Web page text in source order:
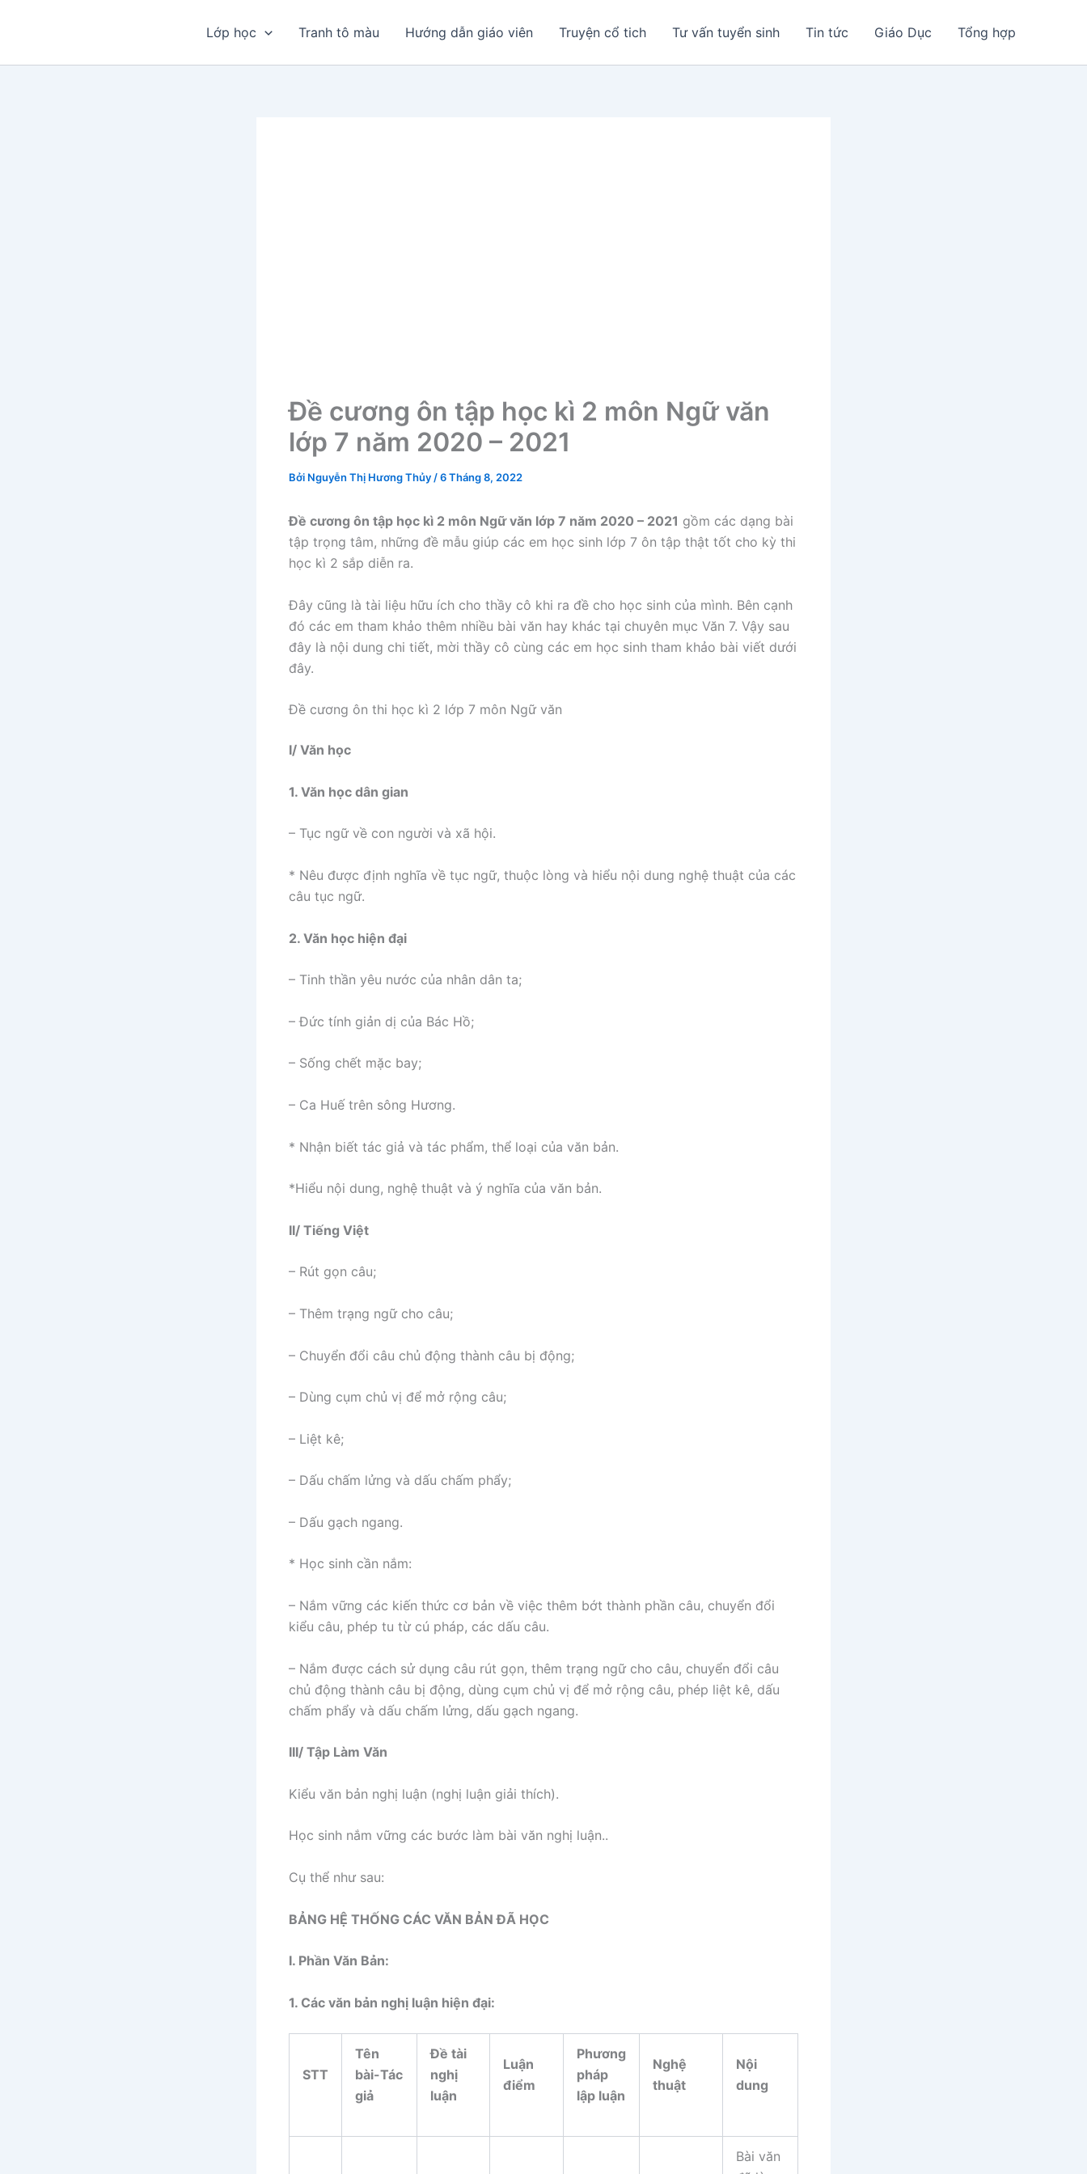
Lớp học Tranh tô màu Hướng dẫn giáo viên Truyện cổ tich Tư vấn tuyển sinh Tin tức Giáo Dục Tổng hợp
Đề cương ôn tập học kì 2 môn Ngữ văn
lớp 7 năm 2020 – 2021
Bởi Nguyễn Thị Hương Thủy /6 Tháng 8, 2022
Đề cương ôn tập học kì 2 môn Ngữ văn lớp 7 năm 2020 – 2021 gồm các dạng bài
tập trọng tâm, những đề mẫu giúp các em học sinh lớp 7 ôn tập thật tốt cho kỳ thi
học kì 2 sắp diễn ra.
Đây cũng là tài liệu hữu ích cho thầy cô khi ra đề cho học sinh của mình. Bên cạnh
đó các em tham khảo thêm nhiều bài văn hay khác tại chuyên mục Văn 7. Vậy sau
đây là nội dung chi tiết, mời thầy cô cùng các em học sinh tham khảo bài viết dưới
đây.
Đề cương ôn thi học kì 2 lớp 7 môn Ngữ văn
I/ Văn học
1. Văn học dân gian
– Tục ngữ về con người và xã hội.
* Nêu được định nghĩa về tục ngữ, thuộc lòng và hiểu nội dung nghệ thuật của các
câu tục ngữ.
2. Văn học hiện đại
– Tinh thần yêu nước của nhân dân ta;
– Đức tính giản dị của Bác Hồ;
– Sống chết mặc bay;
– Ca Huế trên sông Hương.
* Nhận biết tác giả và tác phẩm, thể loại của văn bản.
*Hiểu nội dung, nghệ thuật và ý nghĩa của văn bản.
II/ Tiếng Việt
– Rút gọn câu;
– Thêm trạng ngữ cho câu;
– Chuyển đổi câu chủ động thành câu bị động;
– Dùng cụm chủ vị để mở rộng câu;
– Liệt kê;
– Dấu chấm lửng và dấu chấm phẩy;
– Dấu gạch ngang.
* Học sinh cần nắm:
– Nắm vững các kiến thức cơ bản về việc thêm bớt thành phần câu, chuyển đổi
kiểu câu, phép tu từ cú pháp, các dấu câu.
– Nắm được cách sử dụng câu rút gọn, thêm trạng ngữ cho câu, chuyển đổi câu
chủ động thành câu bị động, dùng cụm chủ vị để mở rộng câu, phép liệt kê, dấu
chấm phẩy và dấu chấm lửng, dấu gạch ngang.
III/ Tập Làm Văn
Kiểu văn bản nghị luận (nghị luận giải thích).
Học sinh nắm vững các bước làm bài văn nghị luận..
Cụ thể như sau:
BẢNG HỆ THỐNG CÁC VĂN BẢN ĐÃ HỌC
I. Phần Văn Bản:
1. Các văn bản nghị luận hiện đại:
STT
Tên
bài-Tác
giả
Đề tài
nghị
luận
Luận
điểm
Phương
pháp
lập luận
Nghệ
thuật
Nội
dung
Bài văn